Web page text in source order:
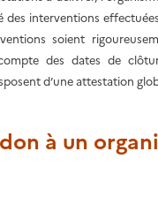
interventions
soient
des dates de
d’une attestation
à un